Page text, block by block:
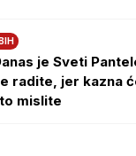
je Sveti
radite, jer kazna
mislite